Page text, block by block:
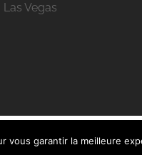
Las Vegas
vous garantir la meilleure